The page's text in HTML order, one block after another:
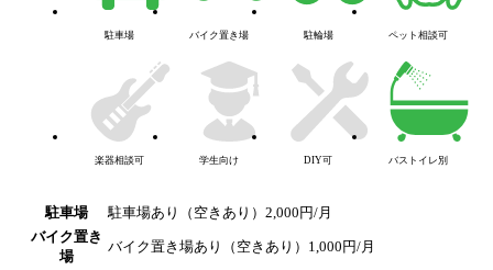
駐車場 バイク置き場 駐輪場 ペット相談可
楽器相談可 学生向け DIY可 バストイレ別
駐車場
駐車場あり（空きあり）2,000円/月
バイク置き
場
バイク置き場あり（空きあり）1,000円/月